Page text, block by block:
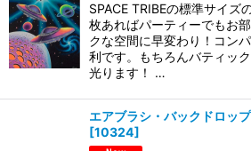
SPACE TRIBEの標準サイズ
枚あればパーティーでもお
クな空間に早変わり！コン
利です。もちろんバティッ
光ります！ …
エアブラシ・バックドロッ
[10324]